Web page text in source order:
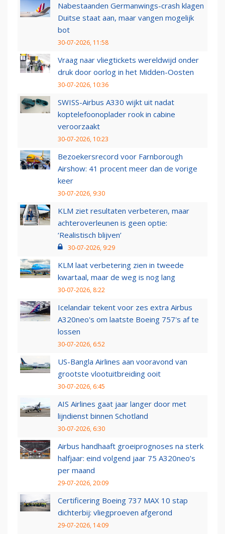
Nabestaanden Germanwings-crash klagen
Duitse staat aan, maar vangen mogelijk
bot
30-07-2026, 11:58
Vraag naar vliegtickets wereldwijd onder
druk door oorlog in het Midden-Oosten
30-07-2026, 10:36
SWISS-Airbus A330 wijkt uit nadat
koptelefoonoplader rook in cabine
veroorzaakt
30-07-2026, 10:23
Bezoekersrecord voor Farnborough
Airshow: 41 procent meer dan de vorige
keer
30-07-2026, 9:30
KLM ziet resultaten verbeteren, maar
achteroverleunen is geen optie:
‘Realistisch blijven’
30-07-2026, 9:29
KLM laat verbetering zien in tweede
kwartaal, maar de weg is nog lang
30-07-2026, 8:22
Icelandair tekent voor zes extra Airbus
A320neo's om laatste Boeing 757's af te
lossen
30-07-2026, 6:52
US-Bangla Airlines aan vooravond van
grootste vlootuitbreiding ooit
30-07-2026, 6:45
AIS Airlines gaat jaar langer door met
lijndienst binnen Schotland
30-07-2026, 6:30
Airbus handhaaft groeiprognoses na sterk
halfjaar: eind volgend jaar 75 A320neo’s
per maand
29-07-2026, 20:09
Certificering Boeing 737 MAX 10 stap
dichterbij: vliegproeven afgerond
29-07-2026, 14:09